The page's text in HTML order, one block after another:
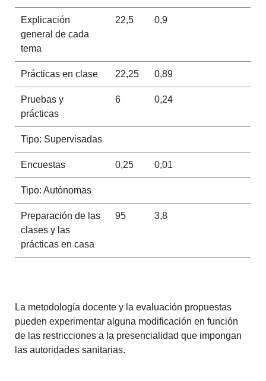
Explicación
general de cada
tema
22,5 0,9
Prácticas en clase 22,25 0,89
Pruebas y
prácticas
6 0,24
Tipo: Supervisadas
Encuestas 0,25 0,01
Tipo: Autónomas
Preparación de las
clases y las
prácticas en casa
95 3,8
La metodología docente y la evaluación propuestas
pueden experimentar alguna modificación en función
de las restricciones a la presencialidad que impongan
las autoridades sanitarias.